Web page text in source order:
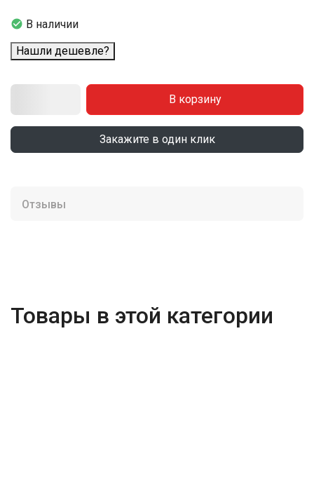
 В наличии
Нашли дешевле?
В корзину
Закажите в один клик
Отзывы
Товары в этой категории